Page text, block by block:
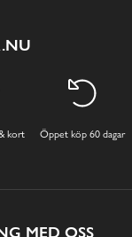
kort Öppet köp 60 dagar
MED OSS